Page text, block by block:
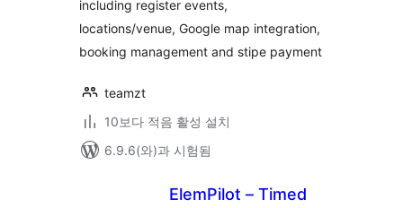
including register events,
locations/venue, Google map integration,
booking management and stipe payment
teamzt
10보다 적음 활성 설치
6.9.6(와)과 시험됨
ElemPilot – Timed